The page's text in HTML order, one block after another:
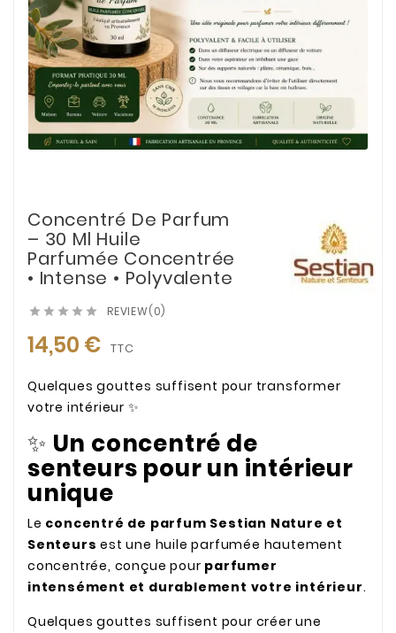
Concentré De Parfum
– 30 Ml Huile
Parfumée Concentrée
• Intense • Polyvalente
     REVIEW(0)
14,50 € TTC
Quelques gouttes suffisent pour transformer
votre intérieur ✨
✨ Un concentré de
senteurs pour un intérieur
unique
Le concentré de parfum Sestian Nature et
Senteurs est une huile parfumée hautement
concentrée, conçue pour parfumer
intensément et durablement votre intérieur.
Quelques gouttes suffisent pour créer une